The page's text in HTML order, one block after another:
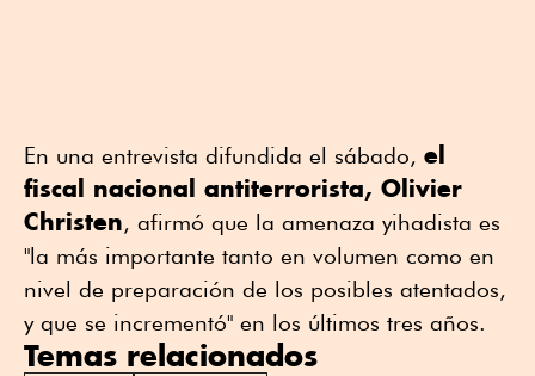
En una entrevista difundida el sábado, el
fiscal nacional antiterrorista, Olivier
Christen, afirmó que la amenaza yihadista es
"la más importante tanto en volumen como en
nivel de preparación de los posibles atentados,
y que se incrementó" en los últimos tres años.
Temas relacionados